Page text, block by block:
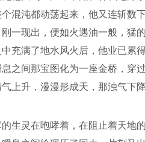
混沌都动荡起来，他又连斩数
一现出，便如火遇油一般，猛
充满了地水风火后，他业已累
之间那宝图化为一座金桥，穿
上升，漫漫形成天，那浊气下
生灵在咆哮着，在阻止着天地